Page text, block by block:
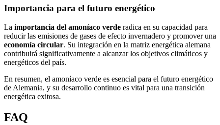
Importancia para el futuro energético
La importancia del amoníaco verde radica en su capacidad para
reducir las emisiones de gases de efecto invernadero y promover una
economía circular. Su integración en la matriz energética alemana
contribuirá significativamente a alcanzar los objetivos climáticos y
energéticos del país.
En resumen, el amoníaco verde es esencial para el futuro energético
de Alemania, y su desarrollo continuo es vital para una transición
energética exitosa.
FAQ